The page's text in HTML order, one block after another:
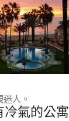
人。
冷氣的公寓